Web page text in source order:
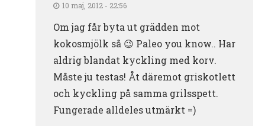
10 maj, 2012 - 22:56
Om jag får byta ut grädden mot
kokosmjölk så 😉 Paleo you know.. Har
aldrig blandat kyckling med korv.
Måste ju testas! Åt däremot griskotlett
och kyckling på samma grilsspett.
Fungerade alldeles utmärkt =)